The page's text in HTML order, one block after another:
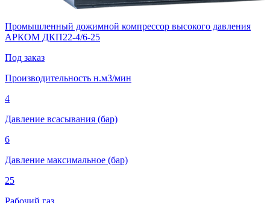
Промышленный дожимной компрессор высокого давления
АРКОМ ДКП22-4/6-25
Под заказ
Производительность н.м3/мин
4
Давление всасывания (бар)
6
Давление максимальное (бар)
25
Рабочий газ